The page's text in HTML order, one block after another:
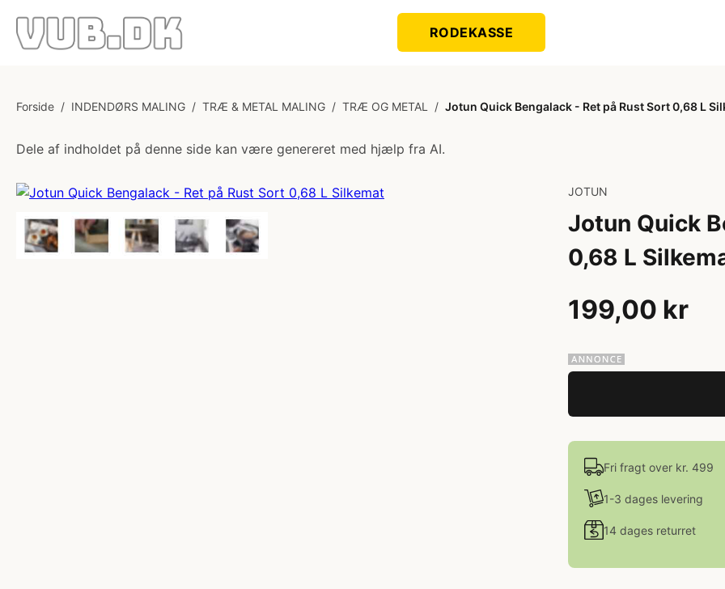
RODEKASSE
Forside / INDENDØRS MALING / TRÆ & METAL MALING / TRÆ OG METAL / Jotun Quick Bengalack - Ret på Rust Sort 0,68 L
Dele af indholdet på denne side kan være genereret med hjælp fra AI.
JOTUN
Jotun Quick
0,68 L
199,00 kr
Fri fragt over kr. 499
1-3 dages levering
14 dages returret